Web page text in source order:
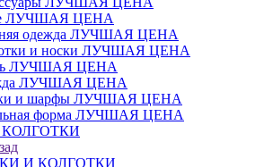
ЛУЧШАЯ ЦЕНА
одежда ЛУЧШАЯ ЦЕНА
и носки ЛУЧШАЯ ЦЕНА
ЛУЧШАЯ ЦЕНА
ЛУЧШАЯ ЦЕНА
и шарфы ЛУЧШАЯ ЦЕНА
форма ЛУЧШАЯ ЦЕНА
И КОЛГОТКИ